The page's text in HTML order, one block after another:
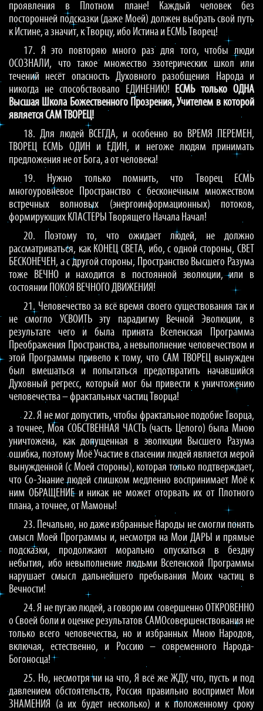
проявления в Плотном плане! Каждый человек без
посторонней подсказки (даже Моей) должен выбрать свой путь
к Истине, а значит, к Творцу, ибо Истина и ЕСМЬ Творец!
17. Я это повторяю много раз для того, чтобы люди
ОСОЗНАЛИ, что такое множество эзотерических школ или
течений несёт опасность Духовного разобщения Народа и
никогда не способствовало ЕДИНЕНИЮ! ЕСМЬ только ОДНА
Высшая Школа Божественного Прозрения, Учителем в которой
является САМ ТВОРЕЦ!
18. Для людей ВСЕГДА, и особенно во ВРЕМЯ ПЕРЕМЕН,
ТВОРЕЦ ЕСМЬ ОДИН и ЕДИН, и негоже людям принимать
предложения не от Бога, а от человека!
19. Нужно только помнить, что Творец ЕСМЬ
многоуровневое Пространство с бесконечным множеством
встречных волновых (энергоинформационных) потоков,
формирующих КЛАСТЕРЫ Творящего Начала Начал!
20. Поэтому то, что ожидает людей, не должно
рассматриваться, как КОНЕЦ СВЕТА, ибо, с одной стороны, СВЕТ
БЕСКОНЕЧЕН, а с другой стороны, Пространство Высшего Разума
тоже ВЕЧНО и находится в постоянной эволюции, или в
состоянии ПОКОЯ ВЕЧНОГО ДВИЖЕНИЯ!
21. Человечество за всё время своего существования так и
не смогло УСВОИТЬ эту парадигму Вечной Эволюции, в
результате чего и была принята Вселенская Программа
Преображения Пространства, а невыполнение человечеством и
этой Программы привело к тому, что САМ ТВОРЕЦ вынужден
был вмешаться и попытаться предотвратить начавшийся
Духовный регресс, который мог бы привести к уничтожению
человечества – фрактальных частиц Творца!
22. Я не мог допустить, чтобы фрактальное подобие Творца,
а точнее, Моя СОБСТВЕННАЯ ЧАСТЬ (часть Целого) была Мною
уничтожена, как допущенная в эволюции Высшего Разума
ошибка, поэтому Моё Участие в спасении людей является мерой
вынужденной (с Моей стороны), которая только подтверждает,
что Со-Знание людей слишком медленно воспринимает Моё к
ним ОБРАЩЕНИЕ и никак не может оторвать их от Плотного
плана, а точнее, от Мамоны!
23. Печально, но даже избранные Народы не смогли понять
смысл Моей Программы и, несмотря на Мои ДАРЫ и прямые
подсказки, продолжают морально опускаться в бездну
небытия, ибо невыполнение людьми Вселенской Программы
нарушает смысл дальнейшего пребывания Моих частиц в
Вечности!
24. Я не пугаю людей, а говорю им совершенно ОТКРОВЕННО
о Своей боли и оценке результатов САМОсовершенствования не
только всего человечества, но и избранных Мною Народов,
включая, естественно, и Россию – современного Народа-
Богоносца!
25. Но, несмотря ни на что, Я всё же ЖДУ, что, пусть и под
давлением обстоятельств, Россия правильно воспримет Мои
ЗНАМЕНИЯ (а их будет несколько) и к положенному сроку